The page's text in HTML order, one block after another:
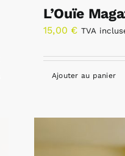
L’Ouïe
15,00 € TVA
Ajouter au panier